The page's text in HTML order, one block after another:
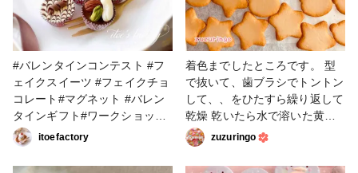
#バレンタインコンテスト #フ
ェイクスイーツ #フェイクチョ
コレート#マグネット #バレン
タインギフト#ワークショップ
本当そっくりなアルミカップチ
ョコレートです。 ナッツパー
ツも一つ一つハンドメイドして
itoefactory
着色までしたところです。 型
で抜いて、歯ブラシでトントン
して、、をひたすら繰り返して
乾燥 乾いたら水で溶いた黄土
色系のアクリル絵の具をスポン
ジに付けてひたすらポンポン、
さらに濃い色をポンポン。。
zuzuringo